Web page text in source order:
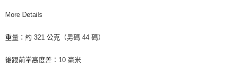
More Details
重量：約 321 公克（男碼 44 碼）
後跟前掌高度差：10 毫米